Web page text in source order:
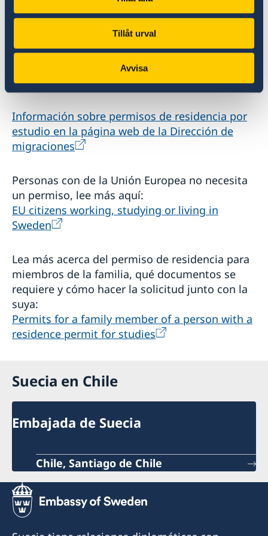
Tillåt urval
Avvisa
Permiso de residencia por estudios
Para obtener un permiso de estudios debe
tener una carta de admisión a estudios de
tiempo completo. El permiso debe estar listo
antes de viajar a Suecia.
Información sobre permisos de residencia por
estudio en la página web de la Dirección de
migraciones
Personas con de la Unión Europea no necesita
un permiso, lee más aquí:
EU citizens working, studying or living in
Sweden
Lea más acerca del permiso de residencia para
miembros de la familia, qué documentos se
requiere y cómo hacer la solicitud junto con la
suya:
Permits for a family member of a person with a
resi­dence permit for studies
Suecia en Chile
Embajada de Suecia
Chile, Santiago de Chile